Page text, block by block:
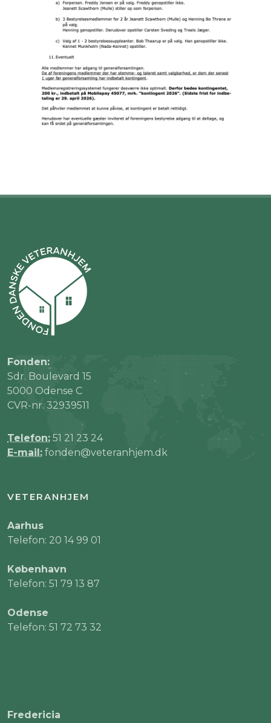
Fonden:
Sdr. Boulevard 15
5000 Odense C
CVR-nr. 32939511
Telefon: 51 21 23 24
E-mail: fonden@veteranhjem.dk
VETERANHJEM
Aarhus
Telefon: 20 14 99 01
København
Telefon: 51 79 13 87
Odense
Telefon: 51 72 73 32
Fredericia